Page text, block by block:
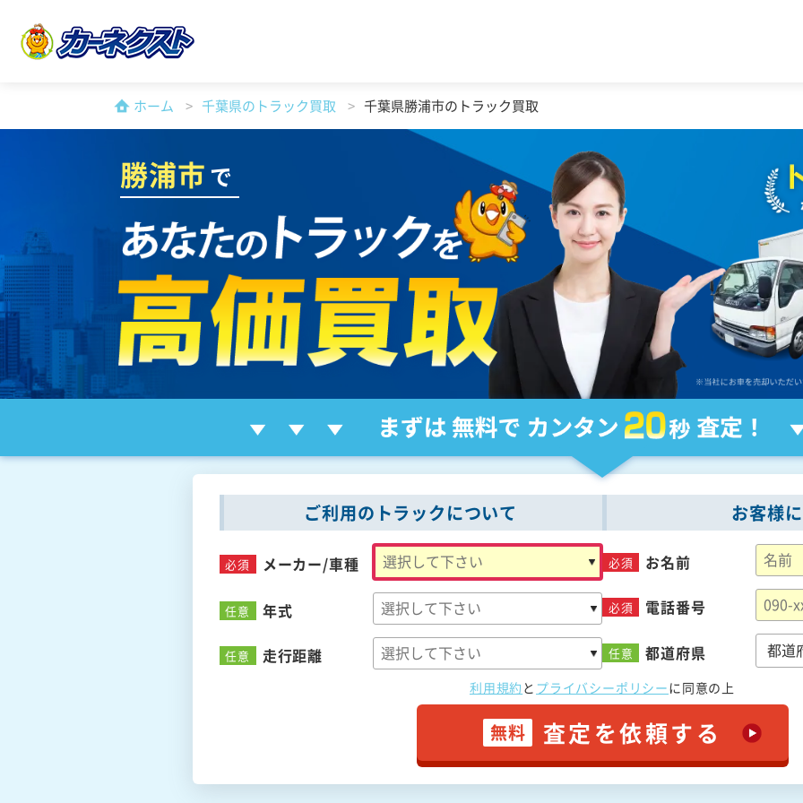
ホーム 千葉県のトラック買取 千葉県勝浦市のトラック買取
勝浦市で
ご利用のトラックについて
必須 メーカー/車種
任意 年式
任意 走行距離
お客様
必須 お名前
必須 電話番号
任意 都道府県
利用規約 と プライバシーポリシーに同意の上
無料 査定を依頼する